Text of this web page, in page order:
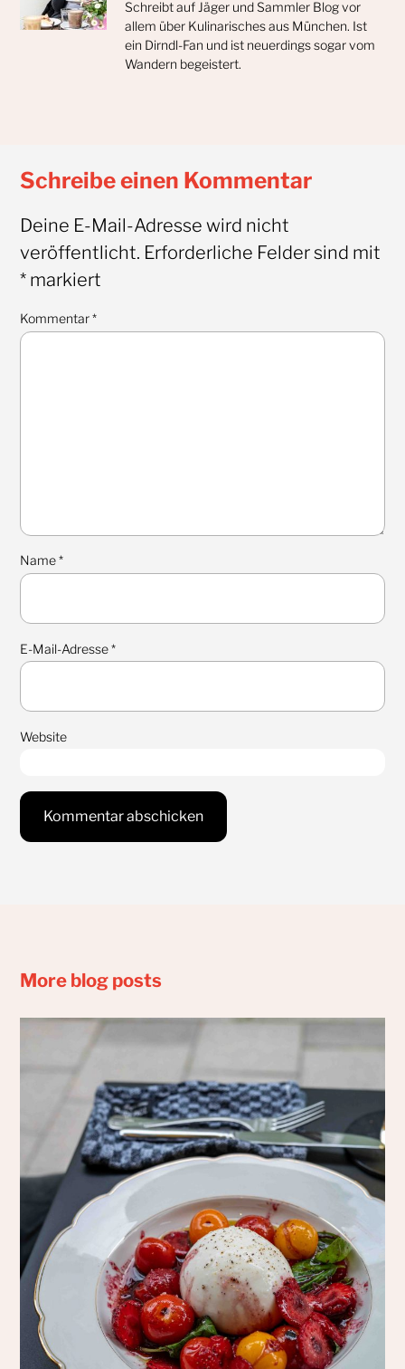
Schreibt auf Jäger und Sammler Blog vor
allem über Kulinarisches aus München. Ist
ein Dirndl-Fan und ist neuerdings sogar vom
Wandern begeistert.
Schreibe einen Kommentar
Deine E-Mail-Adresse wird nicht
veröffentlicht. Erforderliche Felder sind mit
*markiert
Kommentar*
Name*
E-Mail-Adresse*
Website
More blog posts